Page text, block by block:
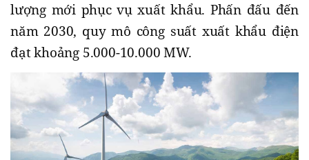
lượng mới phục vụ xuất khẩu. Phấn đấu đến
năm 2030, quy mô công suất xuất khẩu điện
đạt khoảng 5.000-10.000 MW.